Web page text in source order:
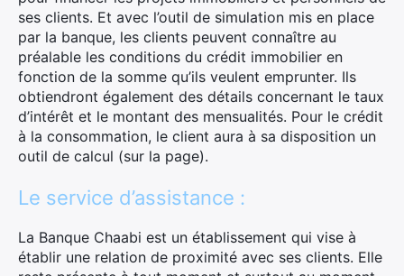
ses clients. Et avec l’outil de simulation mis en place
par la banque, les clients peuvent connaître au
préalable les conditions du crédit immobilier en
fonction de la somme qu’ils veulent emprunter. Ils
obtiendront également des détails concernant le taux
d’intérêt et le montant des mensualités. Pour le crédit
à la consommation, le client aura à sa disposition un
outil de calcul (sur la page).
Le service d’assistance :
La Banque Chaabi est un établissement qui vise à
établir une relation de proximité avec ses clients. Elle